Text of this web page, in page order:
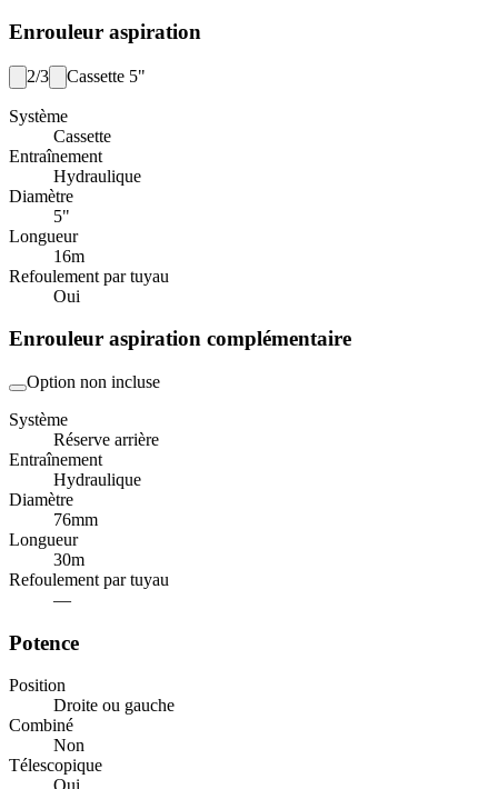
Enrouleur aspiration
2/3 Cassette 5"
Système
Cassette
Entraînement
Hydraulique
Diamètre
5"
Longueur
16m
Refoulement par tuyau
Oui
Enrouleur aspiration complémentaire
Option non incluse
Système
Réserve arrière
Entraînement
Hydraulique
Diamètre
76mm
Longueur
30m
Refoulement par tuyau
—
Potence
Position
Droite ou gauche
Combiné
Non
Télescopique